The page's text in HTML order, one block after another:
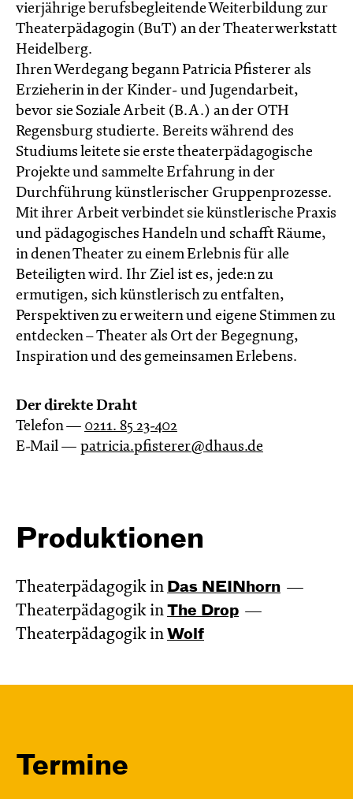
vierjährige berufsbegleitende Weiterbildung zur
Theaterpädagogin (BuT) an der Theaterwerkstatt
Heidelberg.
Ihren Werdegang begann Patricia Pfisterer als
Erzieherin in der Kinder- und Jugendarbeit,
bevor sie Soziale Arbeit (B.A.) an der OTH
Regensburg studierte. Bereits während des
Studiums leitete sie erste theaterpädagogische
Projekte und sammelte Erfahrung in der
Durchführung künstlerischer Gruppenprozesse.
Mit ihrer Arbeit verbindet sie künstlerische Praxis
und pädagogisches Handeln und schafft Räume,
in denen Theater zu einem Erlebnis für alle
Beteiligten wird. Ihr Ziel ist es, jede:n zu
ermutigen, sich künstlerisch zu entfalten,
Perspektiven zu erweitern und eigene Stimmen zu
entdecken – Theater als Ort der Begegnung,
Inspiration und des gemeinsamen Erlebens.
Der direkte Draht
Telefon — 0211. 85 23-402
E-Mail — patricia.pfisterer@dhaus.de
Produktionen
Theaterpädagogik in Das NEIN­horn
Theaterpädagogik in The Drop
Theaterpädagogik in Wolf
Termine